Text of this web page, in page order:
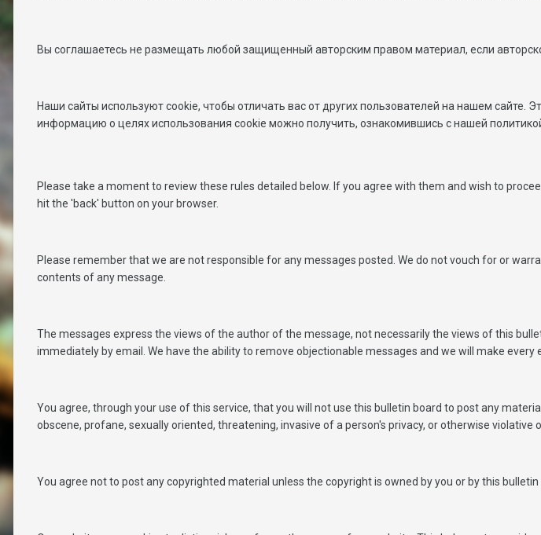
Вы соглашаетесь не размещать любой защищенный авторским правом материал, если
Наши сайты используют cookie, чтобы отличать вас от других пользователей на нашем
информацию о целях использования cookie можно получить, ознакомившись с нашей
Please take a moment to review these rules detailed below. If you agree with them and wish to
hit the 'back' button on your browser.
Please remember that we are not responsible for any messages posted. We do not vouch for or
contents of any message.
The messages express the views of the author of the message, not necessarily the views of this
immediately by email. We have the ability to remove objectionable messages and we will make
You agree, through your use of this service, that you will not use this bulletin board to post any
obscene, profane, sexually oriented, threatening, invasive of a person's privacy, or otherwise violative
You agree not to post any copyrighted material unless the copyright is owned by you or by this bulletin